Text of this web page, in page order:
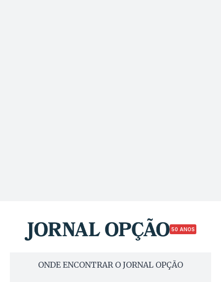
50 ANOS
ONDE ENCONTRAR O JORNAL OPÇÃO